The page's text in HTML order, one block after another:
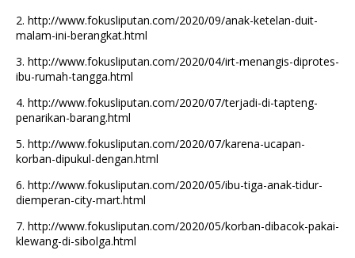
2. http://www.fokusliputan.com/2020/09/anak-ketelan-duit-
malam-ini-berangkat.html
3. http://www.fokusliputan.com/2020/04/irt-menangis-diprotes-
ibu-rumah-tangga.html
4. http://www.fokusliputan.com/2020/07/terjadi-di-tapteng-
penarikan-barang.html
5. http://www.fokusliputan.com/2020/07/karena-ucapan-
korban-dipukul-dengan.html
6. http://www.fokusliputan.com/2020/05/ibu-tiga-anak-tidur-
diemperan-city-mart.html
7. http://www.fokusliputan.com/2020/05/korban-dibacok-pakai-
klewang-di-sibolga.html